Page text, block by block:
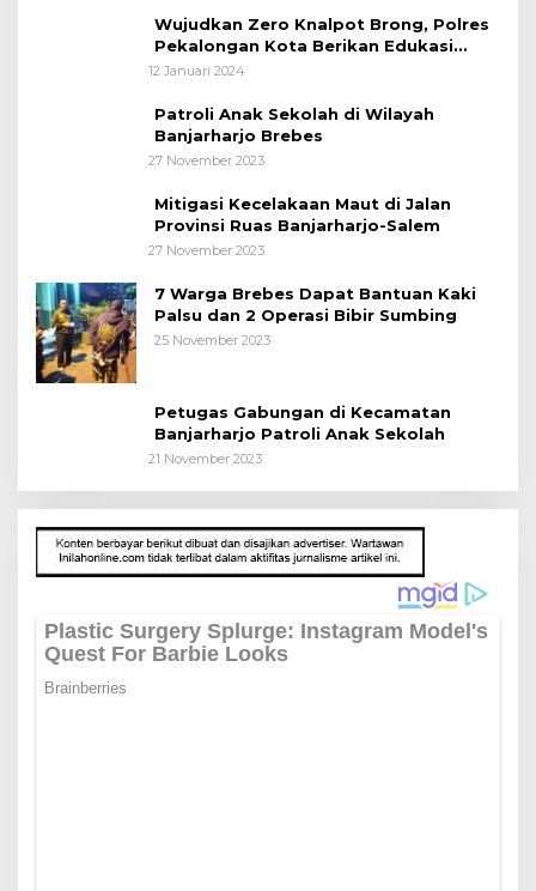
Wujudkan Zero Knalpot Brong, Polres
Pekalongan Kota Berikan Edukasi
Kepada Pelajar
12 Januari 2024
Patroli Anak Sekolah di Wilayah
Banjarharjo Brebes
27 November 2023
Mitigasi Kecelakaan Maut di Jalan
Provinsi Ruas Banjarharjo-Salem
27 November 2023
7 Warga Brebes Dapat Bantuan Kaki
Palsu dan 2 Operasi Bibir Sumbing
25 November 2023
Petugas Gabungan di Kecamatan
Banjarharjo Patroli Anak Sekolah
21 November 2023